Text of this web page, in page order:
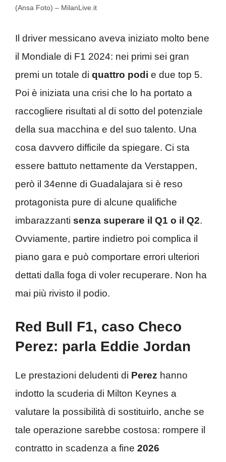
(Ansa Foto) – MilanLive.it
Il driver messicano aveva iniziato molto bene
il Mondiale di F1 2024: nei primi sei gran
premi un totale di quattro podi e due top 5.
Poi è iniziata una crisi che lo ha portato a
raccogliere risultati al di sotto del potenziale
della sua macchina e del suo talento. Una
cosa davvero difficile da spiegare. Ci sta
essere battuto nettamente da Verstappen,
però il 34enne di Guadalajara si è reso
protagonista pure di alcune qualifiche
imbarazzanti senza superare il Q1 o il Q2.
Ovviamente, partire indietro poi complica il
piano gara e può comportare errori ulteriori
dettati dalla foga di voler recuperare. Non ha
mai più rivisto il podio.
Red Bull F1, caso Checo
Perez: parla Eddie Jordan
Le prestazioni deludenti di Perez hanno
indotto la scuderia di Milton Keynes a
valutare la possibilità di sostituirlo, anche se
tale operazione sarebbe costosa: rompere il
contratto in scadenza a fine 2026